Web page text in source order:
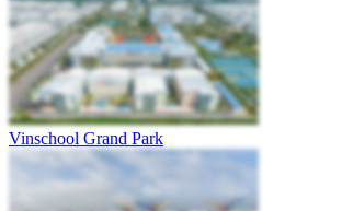
Vinschool Grand Park